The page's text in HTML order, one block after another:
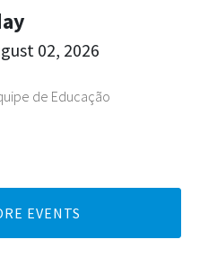
de Educação
02, 2026
EVENTS